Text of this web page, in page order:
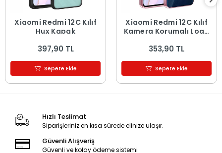
Xiaomi Redmi 12C Kılıf
Hux Kapak
397,90 TL
Sepete Ekle
Xiaomi Redmi 12C Kılıf
Kamera Korumalı Logo
Kapak
353,90 TL
Sepete Ekle
Hızlı Teslimat
Siparişleriniz en kısa sürede elinize ulaşır.
Güvenli Alışveriş
Güvenli ve kolay ödeme sistemi